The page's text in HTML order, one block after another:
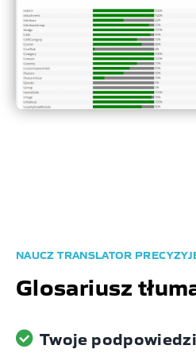
Glosariusz
NAUCZ TRANSLATOR
Twoje podpowiedzi